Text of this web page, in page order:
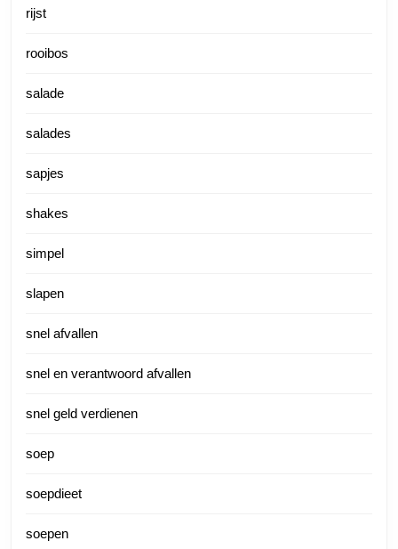
rijst
rooibos
salade
salades
sapjes
shakes
simpel
slapen
snel afvallen
snel en verantwoord afvallen
snel geld verdienen
soep
soepdieet
soepen